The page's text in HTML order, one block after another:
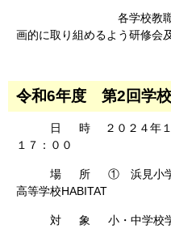
各学校教職員及び
画的に取り組めるよう研修会
令和6年度 第2回学
日 時 ２０２４年
１７：００
場 所 ① 浜見小学校
高等学校HABITAT
対 象 小・中学校学校